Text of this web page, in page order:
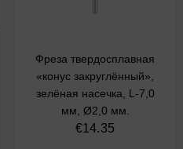
Фреза твердосплавная
«конус закруглённый»,
зелёная насечка, L-7,0
мм, Ø2,0 мм.
€14.35